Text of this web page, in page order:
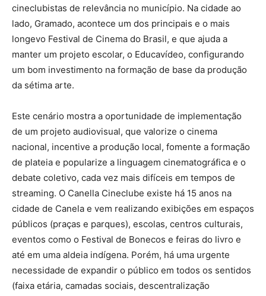
cineclubistas de relevância no município. Na cidade ao
lado, Gramado, acontece um dos principais e o mais
longevo Festival de Cinema do Brasil, e que ajuda a
manter um projeto escolar, o Educavídeo, configurando
um bom investimento na formação de base da produção
da sétima arte.
Este cenário mostra a oportunidade de implementação
de um projeto audiovisual, que valorize o cinema
nacional, incentive a produção local, fomente a formação
de plateia e popularize a linguagem cinematográfica e o
debate coletivo, cada vez mais difíceis em tempos de
streaming. O Canella Cineclube existe há 15 anos na
cidade de Canela e vem realizando exibições em espaços
públicos (praças e parques), escolas, centros culturais,
eventos como o Festival de Bonecos e feiras do livro e
até em uma aldeia indígena. Porém, há uma urgente
necessidade de expandir o público em todos os sentidos
(faixa etária, camadas sociais, descentralização